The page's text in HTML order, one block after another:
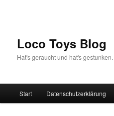
Loco Toys Blog
Hat's geraucht und hat's gestunken…
Start Datenschutzerklärung